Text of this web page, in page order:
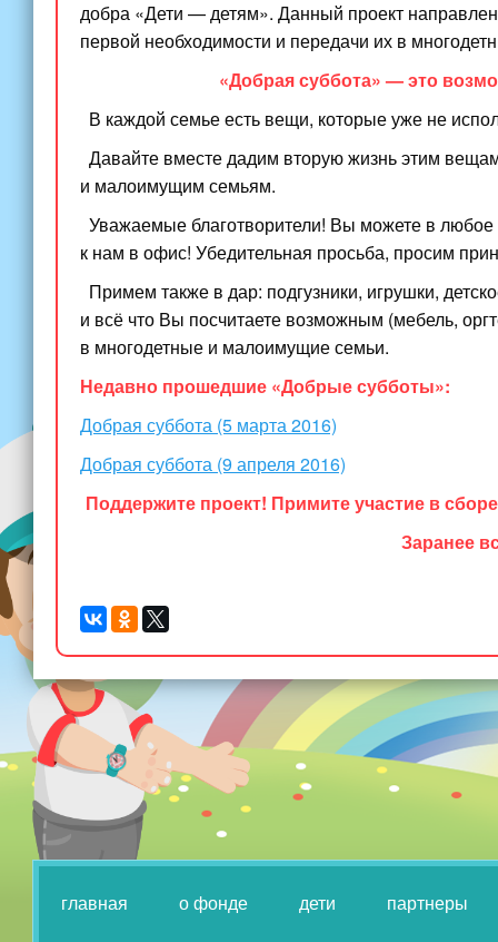
добра «Дети — детям». Данный проект
первой необходимости и передачи их в
«Добрая суббота» — это
В каждой семье есть вещи, которые уже не
Давайте вместе дадим вторую жизнь этим
и малоимущим семьям.
Уважаемые благотворители! Вы можете в любое
к нам в офис! Убедительная просьба, просим
Примем также в дар: подгузники, игрушки,
и всё что Вы посчитаете возможным (мебель,
в многодетные и малоимущие семьи.
Недавно прошедшие «Добрые субботы»:
Добрая суббота (5 марта 2016)
Добрая суббота (9 апреля 2016)
Поддержите проект! Примите участие в
Заранее
главная о фонде дети партнеры